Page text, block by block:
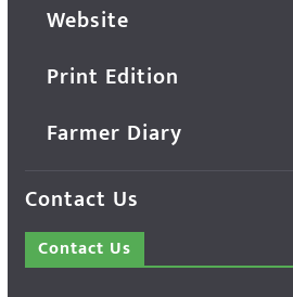
Website
Print Edition
Farmer Diary
Contact Us
Contact Us